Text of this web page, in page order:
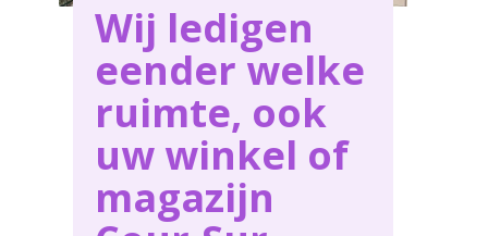
Wij ledigen
eender welke
ruimte, ook
uw winkel of
magazijn